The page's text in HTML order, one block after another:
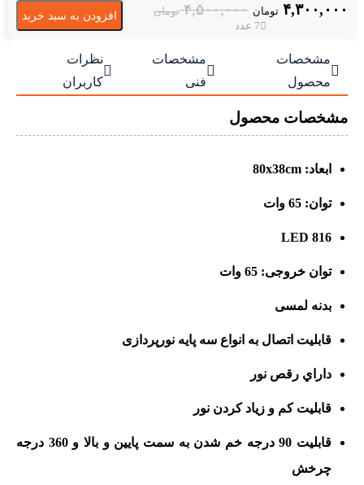
۴,۳۰۰,۰۰۰ تومان ۴,۵۰۰,۰۰۰ تومان
7 عدد
افزودن به سبد خرید

مشخصات
محصول

مشخصات
فنی

نظرات
کاربران
مشخصات محصول
ابعاد: 80x38cm
توان: 65 وات
816 LED
توان خروجی: 65 وات
بدنه لمسی
قابلیت اتصال به انواع سه پایه نورپردازی
داراي رقص نور
قابلیت کم و زیاد کردن نور
قابلیت 90 درجه خم شدن به سمت پایین و بالا و 360 درجه
چرخش